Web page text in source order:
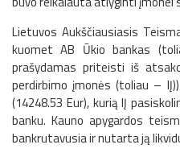
Lietuvos Aukščiausiasis
kuomet AB Ūkio bankas
prašydamas priteisti iš
perdirbimo įmonės (toliau –
(14248.53 Eur), kurią IĮ
banku. Kauno apygardos
bankrutavusia ir nutarta ją